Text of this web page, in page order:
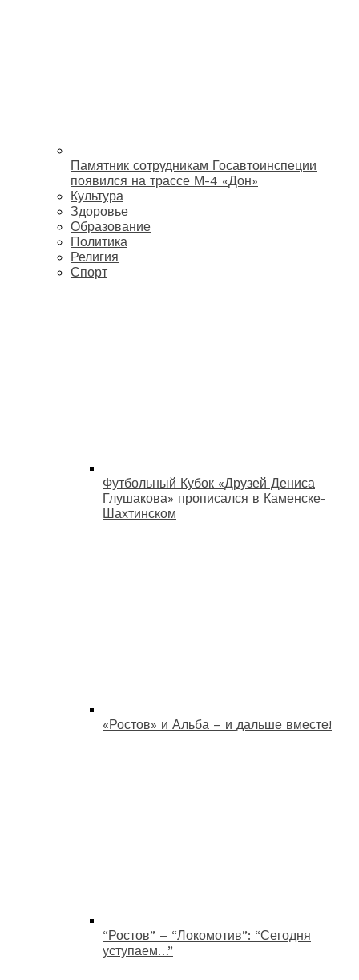
Памятник сотрудникам Госавтоинспеции
появился на трассе М-4 «Дон»
Культура
Здоровье
Образование
Политика
Религия
Спорт
Футбольный Кубок «Друзей Дениса
Глушакова» прописался в Каменске-
Шахтинском
«Ростов» и Альба – и дальше вместе!
“Ростов” – “Локомотив”: “Сегодня
уступаем…”